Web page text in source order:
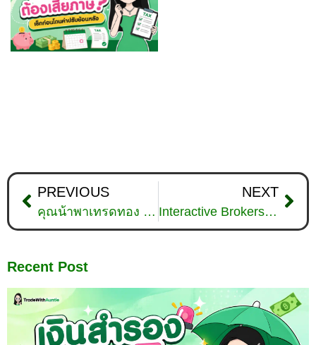
PREVIOUS
คุณน้าพาเทรดทอง : วิเคราะห์ทองคำวันที่ 20 กรกฎาคม 2566
NEXT
Interactive Brokers (IBKR) น่าใช้ไหม? รีวิวอัปเดตปี 2025
Recent Post